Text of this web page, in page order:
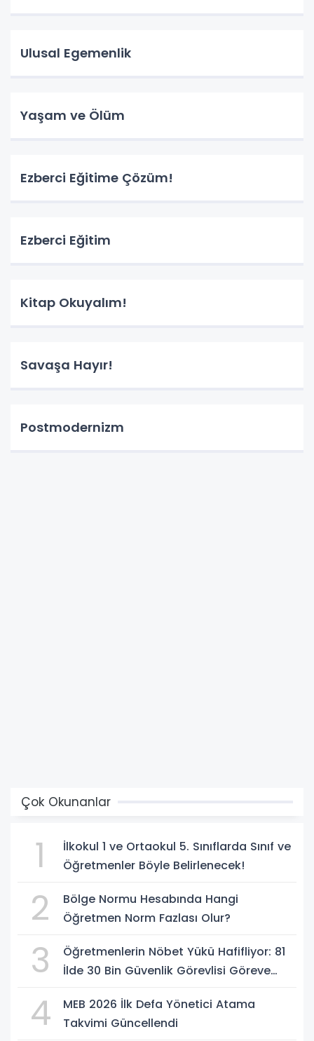
Ulusal Egemenlik
Yaşam ve Ölüm
Ezberci Eğitime Çözüm!
Ezberci Eğitim
Kitap Okuyalım!
Savaşa Hayır!
Postmodernizm
Çok Okunanlar
1
İlkokul 1 ve Ortaokul 5. Sınıflarda Sınıf ve
Öğretmenler Böyle Belirlenecek!
2
Bölge Normu Hesabında Hangi
Öğretmen Norm Fazlası Olur?
3
Öğretmenlerin Nöbet Yükü Hafifliyor: 81
İlde 30 Bin Güvenlik Görevlisi Göreve
4
MEB 2026 İlk Defa Yönetici Atama
Takvimi Güncellendi